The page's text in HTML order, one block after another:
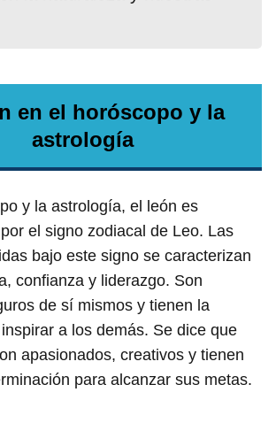
en el horóscopo y la
astrología
y la astrología, el león es
el signo zodiacal de Leo. Las
bajo este signo se caracterizan
confianza y liderazgo. Son
de sí mismos y tienen la
a los demás. Se dice que
apasionados, creativos y tienen
para alcanzar sus metas.